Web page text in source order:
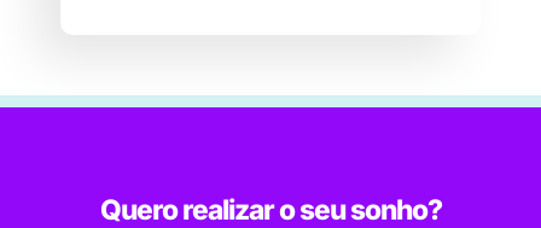
Quero realizar o seu sonho?